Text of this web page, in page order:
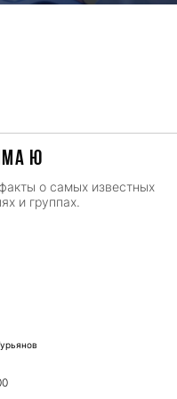
Ю
о самых известных
и группах.